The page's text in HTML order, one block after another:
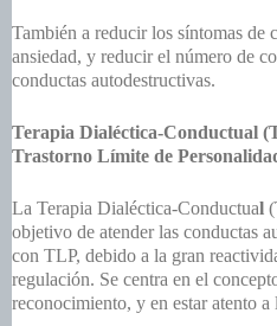
También a reducir los síntomas de
ansiedad, y reducir el número de
conductas autodestructivas.
Terapia Dialéctica-Conductual
Trastorno Límite de
La Terapia Dialéctica-Conductual
objetivo de atender las conductas
con TLP, debido a la gran
regulación. Se centra en el
reconocimiento, y en estar atento a